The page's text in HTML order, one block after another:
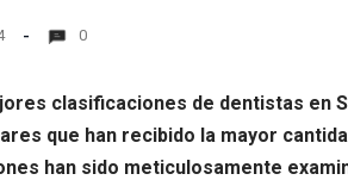
0
clasificaciones de dentistas en
que han recibido la mayor
han sido meticulosamente